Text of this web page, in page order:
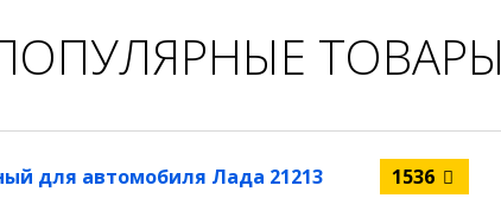
ТОВАРЫ
для автомобиля Лада 21213 1536